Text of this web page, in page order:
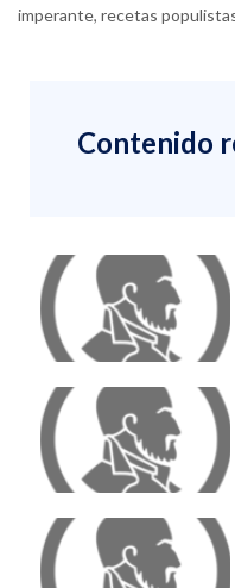
imperante, recetas
Contenido